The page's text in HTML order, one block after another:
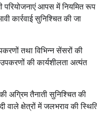
परियोजनाएं आपस में नियमित रूप
कार्रवाई सुनिश्चित की जा
तथा विभिन्न सेंसरों की
की कार्यशीलता अत्यंत
अग्रिम तैनाती सुनिश्चित की
वाले क्षेत्रों में जलभराव की